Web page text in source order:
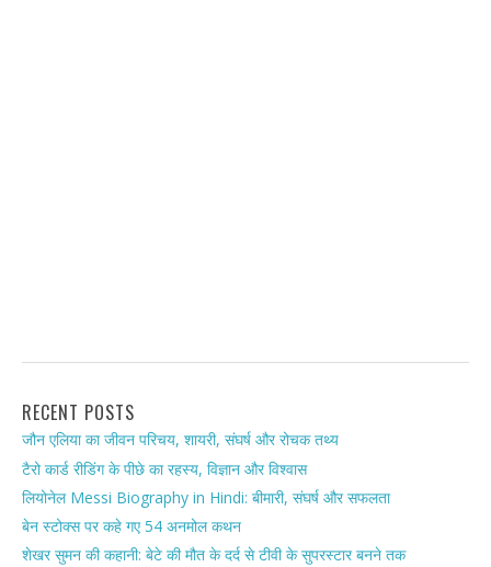
RECENT POSTS
जौन एलिया का जीवन परिचय, शायरी, संघर्ष और रोचक तथ्य
टैरो कार्ड रीडिंग के पीछे का रहस्य, विज्ञान और विश्वास
लियोनेल Messi Biography in Hindi: बीमारी, संघर्ष और सफलता
बेन स्टोक्स पर कहे गए 54 अनमोल कथन
शेखर सुमन की कहानी: बेटे की मौत के दर्द से टीवी के सुपरस्टार बनने तक